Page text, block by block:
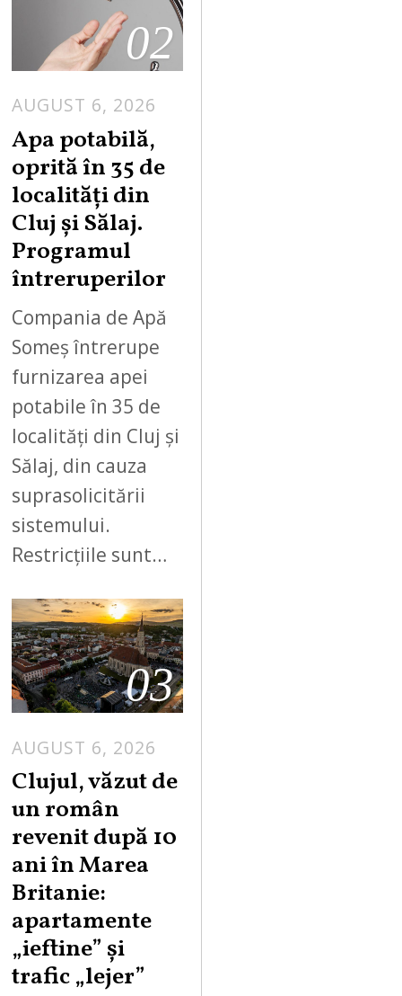
02
AUGUST 6, 2026
Apa potabilă,
oprită în 35 de
localități din
Cluj și Sălaj.
Programul
întreruperilor
Compania de Apă
Someș întrerupe
furnizarea apei
potabile în 35 de
localități din Cluj și
Sălaj, din cauza
suprasolicitării
sistemului.
Restricțiile sunt…
03
AUGUST 6, 2026
Clujul, văzut de
un român
revenit după 10
ani în Marea
Britanie:
apartamente
„ieftine” și
trafic „lejer”